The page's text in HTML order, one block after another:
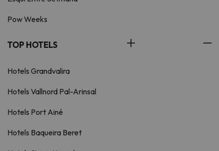
Pow Weeks
TOP HOTELS
Hotels Grandvalira
Hotels Vallnord Pal-Arinsal
Hotels Port Ainé
Hotels Baqueira Beret